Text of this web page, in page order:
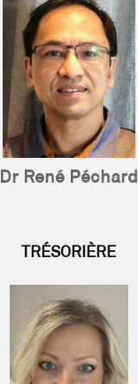
Dr René Péchard
TRÉSORIÈRE